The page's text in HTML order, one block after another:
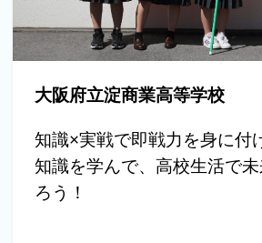
大阪府立淀商業高等学校
知識×実戦で即戦力を身に付
知識を学んで、高校生活で
ろう！